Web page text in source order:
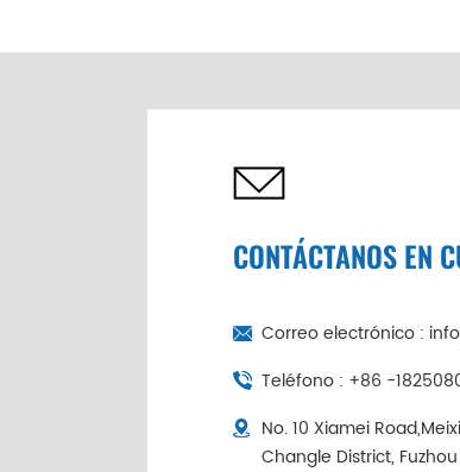
individualmente
CONTÁCTANOS EN
Correo electrónico :
Teléfono : +86 -
No. 10 Xiamei
Changle District,